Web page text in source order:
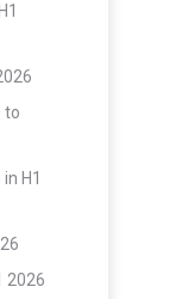
to
H1
2026